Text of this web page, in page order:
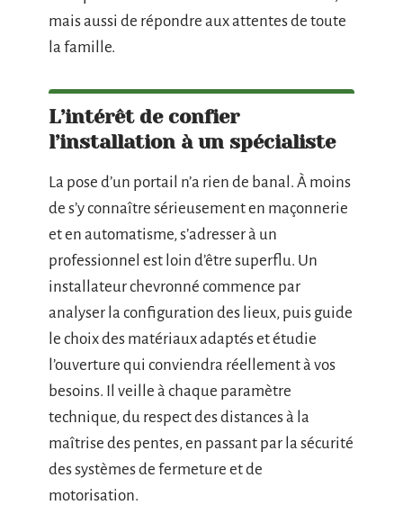
mais aussi de répondre aux attentes de toute
la famille.
L’intérêt de confier
l’installation à un spécialiste
La pose d’un portail n’a rien de banal. À moins
de s’y connaître sérieusement en maçonnerie
et en automatisme, s’adresser à un
professionnel est loin d’être superflu. Un
installateur chevronné commence par
analyser la configuration des lieux, puis guide
le choix des matériaux adaptés et étudie
l’ouverture qui conviendra réellement à vos
besoins. Il veille à chaque paramètre
technique, du respect des distances à la
maîtrise des pentes, en passant par la sécurité
des systèmes de fermeture et de
motorisation.